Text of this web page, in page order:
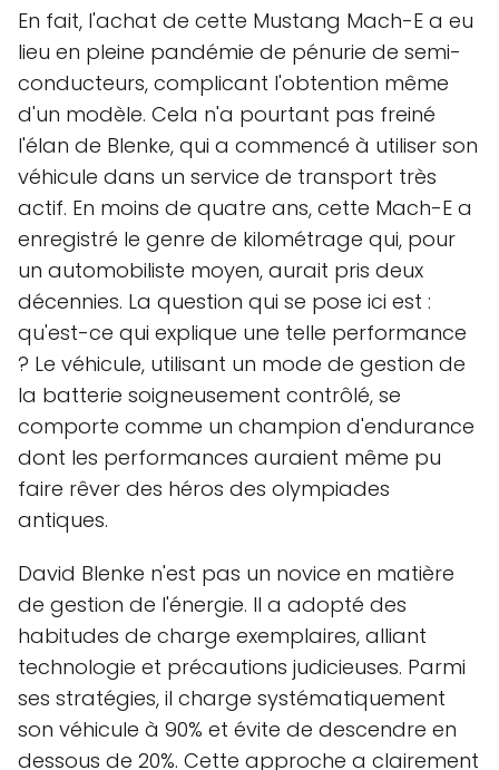
En fait, l'achat de cette Mustang Mach-E a eu
lieu en pleine pandémie de pénurie de semi-
conducteurs, complicant l'obtention même
d'un modèle. Cela n'a pourtant pas freiné
l'élan de Blenke, qui a commencé à utiliser son
véhicule dans un service de transport très
actif. En moins de quatre ans, cette Mach-E a
enregistré le genre de kilométrage qui, pour
un automobiliste moyen, aurait pris deux
décennies. La question qui se pose ici est :
qu'est-ce qui explique une telle performance
? Le véhicule, utilisant un mode de gestion de
la batterie soigneusement contrôlé, se
comporte comme un champion d'endurance
dont les performances auraient même pu
faire rêver des héros des olympiades
antiques.
David Blenke n'est pas un novice en matière
de gestion de l'énergie. Il a adopté des
habitudes de charge exemplaires, alliant
technologie et précautions judicieuses. Parmi
ses stratégies, il charge systématiquement
son véhicule à 90% et évite de descendre en
dessous de 20%. Cette approche a clairement